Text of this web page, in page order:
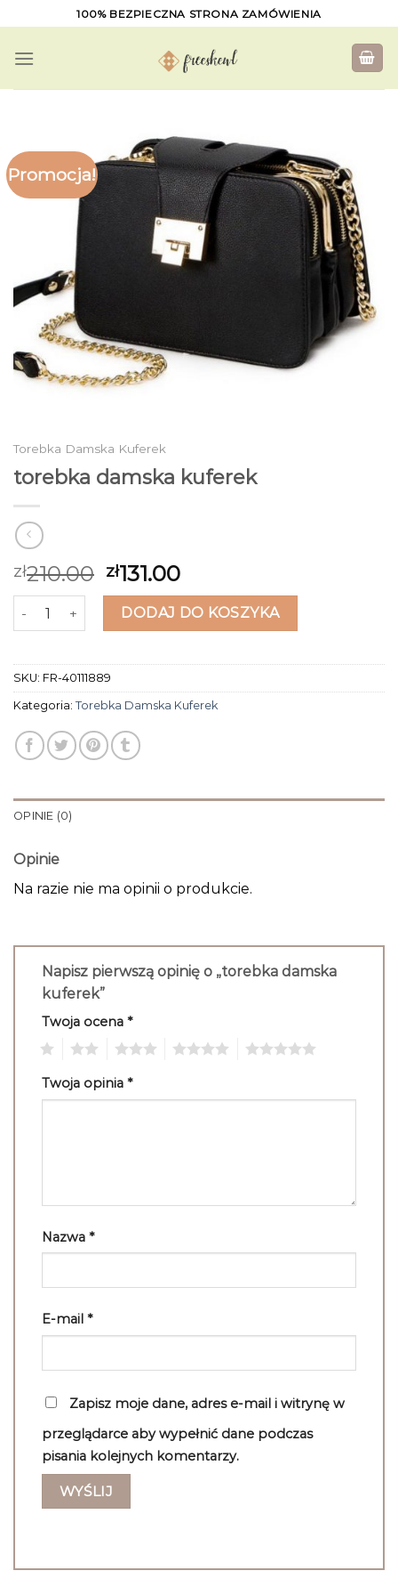
to
content
100% BEZPIECZNA STRONA ZAMÓWIENIA
Promocja!
Torebka Damska Kuferek
torebka damska kuferek
zł210.00 zł131.00
ilość torebka damska kuferekDODAJ DO KOSZYKA
SKU: FR-40111889
Kategoria: Torebka Damska Kuferek
OPINIE (0)
Opinie
Na razie nie ma opinii o produkcie.
Napisz pierwszą opinię o „torebka damska
kuferek”
Twoja ocena *
Twoja opinia *
Nazwa *
E-mail *
Zapisz moje dane, adres e-mail i witrynę w
przeglądarce aby wypełnić dane podczas
pisania kolejnych komentarzy.